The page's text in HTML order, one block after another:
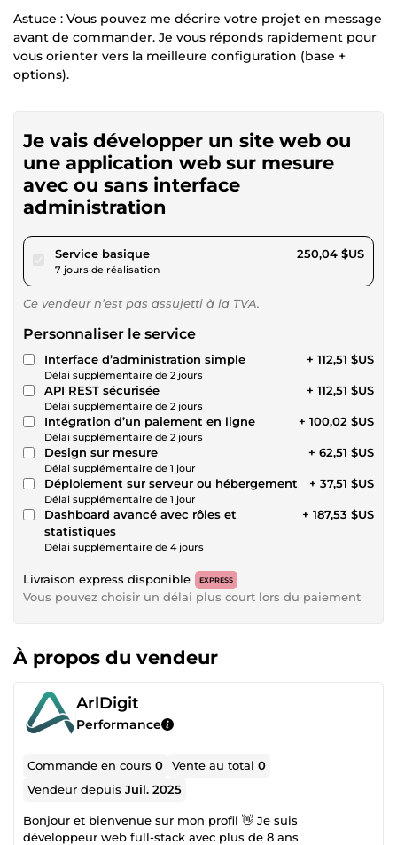
Astuce : Vous pouvez me décrire votre projet en message
avant de commander. Je vous réponds rapidement pour
vous orienter vers la meilleure configuration (base +
options).
Je vais développer un site web ou
une application web sur mesure
avec ou sans interface
administration
Service basiquepour 230,45 $US
7 jours de réalisation
250,04 $US
Ce vendeur n’est pas assujetti à la TVA.
Personnaliser le service
Interface d’administration simple
Délai supplémentaire de 2 jours
+ 112,51 $US
API REST sécurisée
Délai supplémentaire de 2 jours
+ 112,51 $US
Intégration d’un paiement en ligne
Délai supplémentaire de 2 jours
+ 100,02 $US
Design sur mesure
Délai supplémentaire de 1 jour
+ 62,51 $US
Déploiement sur serveur ou hébergement
Délai supplémentaire de 1 jour
+ 37,51 $US
Dashboard avancé avec rôles et
statistiques
Délai supplémentaire de 4 jours
+ 187,53 $US
Livraison express disponible EXPRESS
Vous pouvez choisir un délai plus court lors du paiement
À propos du vendeur
ArlDigit
Performance
Commande en cours0 Vente au total0
Vendeur depuisJuil. 2025
Bonjour et bienvenue sur mon profil 👋 Je suis
développeur web full-stack avec plus de 8 ans